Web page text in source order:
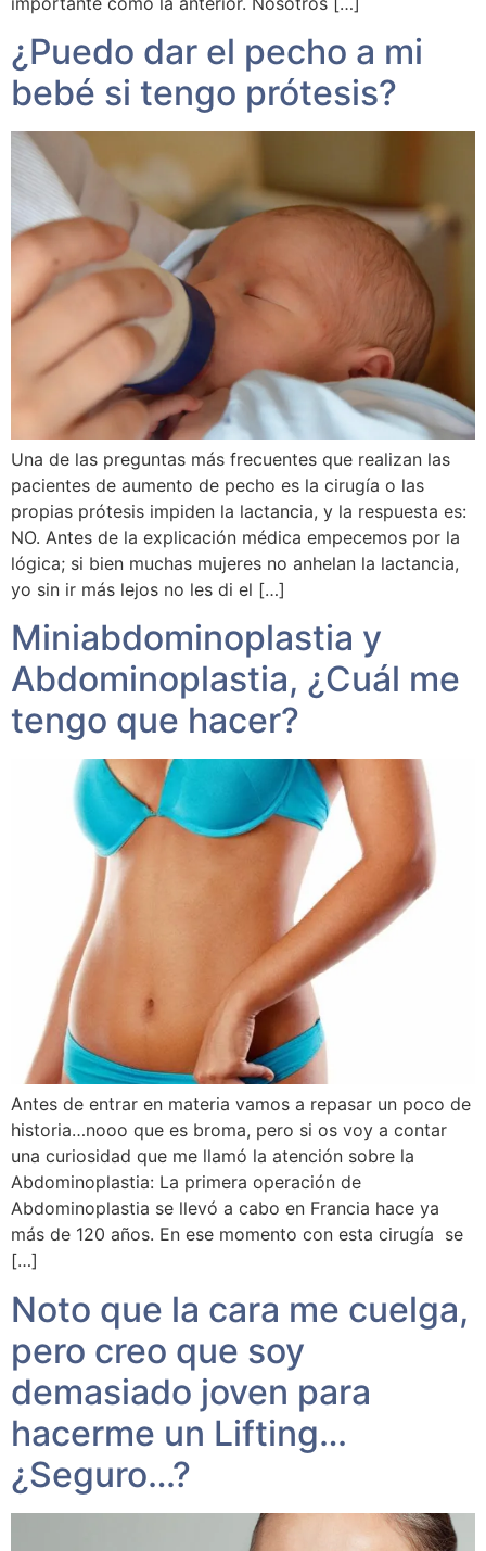
¿Puedo dar el pecho a mi
bebé si tengo prótesis?
Una de las preguntas más frecuentes que realizan las
pacientes de aumento de pecho es la cirugía o las
propias prótesis impiden la lactancia, y la respuesta es:
NO. Antes de la explicación médica empecemos por la
lógica; si bien muchas mujeres no anhelan la lactancia,
yo sin ir más lejos no les di el […]
Miniabdominoplastia y
Abdominoplastia, ¿Cuál me
tengo que hacer?
Antes de entrar en materia vamos a repasar un poco de
historia…nooo que es broma, pero si os voy a contar
una curiosidad que me llamó la atención sobre la
Abdominoplastia: La primera operación de
Abdominoplastia se llevó a cabo en Francia hace ya
más de 120 años. En ese momento con esta cirugía se
[…]
Noto que la cara me cuelga,
pero creo que soy
demasiado joven para
hacerme un Lifting…
¿Seguro…?